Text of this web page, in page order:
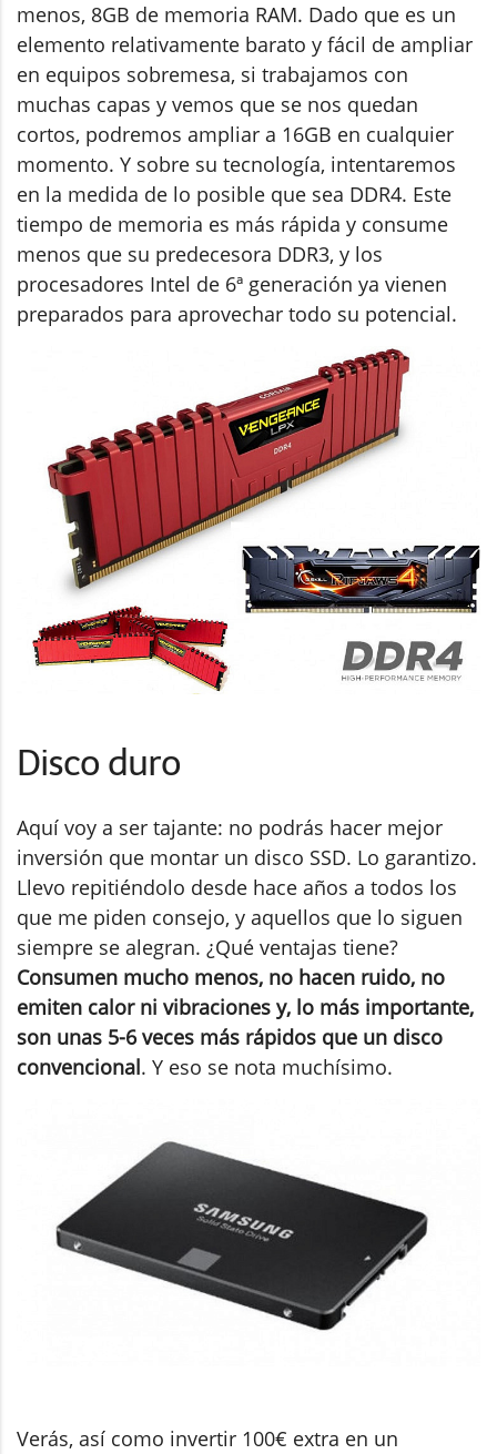
menos, 8GB de memoria RAM. Dado que es un
elemento relativamente barato y fácil de ampliar
en equipos sobremesa, si trabajamos con
muchas capas y vemos que se nos quedan
cortos, podremos ampliar a 16GB en cualquier
momento. Y sobre su tecnología, intentaremos
en la medida de lo posible que sea DDR4. Este
tiempo de memoria es más rápida y consume
menos que su predecesora DDR3, y los
procesadores Intel de 6ª generación ya vienen
preparados para aprovechar todo su potencial.
Disco duro
Aquí voy a ser tajante: no podrás hacer mejor
inversión que montar un disco SSD. Lo garantizo.
Llevo repitiéndolo desde hace años a todos los
que me piden consejo, y aquellos que lo siguen
siempre se alegran. ¿Qué ventajas tiene?
Consumen mucho menos, no hacen ruido, no
emiten calor ni vibraciones y, lo más importante,
son unas 5-6 veces más rápidos que un disco
convencional. Y eso se nota muchísimo.
Verás, así como invertir 100€ extra en un